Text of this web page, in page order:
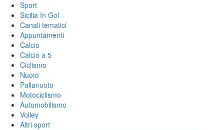
Sport
Sicilia In Gol
Canali tematici
Appuntamenti
Calcio
Calcio a 5
Ciclismo
Nuoto
Pallanuoto
Motociclismo
Automobilismo
Volley
Altri sport